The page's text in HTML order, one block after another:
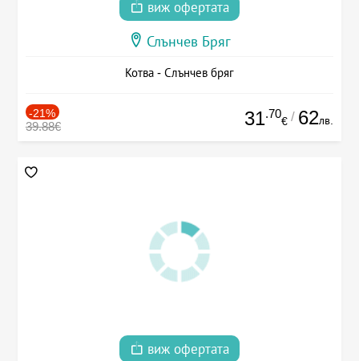
виж офертата
Слънчев Бряг
Котва - Слънчев бряг
-21%
39.88€ 31.70
€ / 62лв.
виж офертата